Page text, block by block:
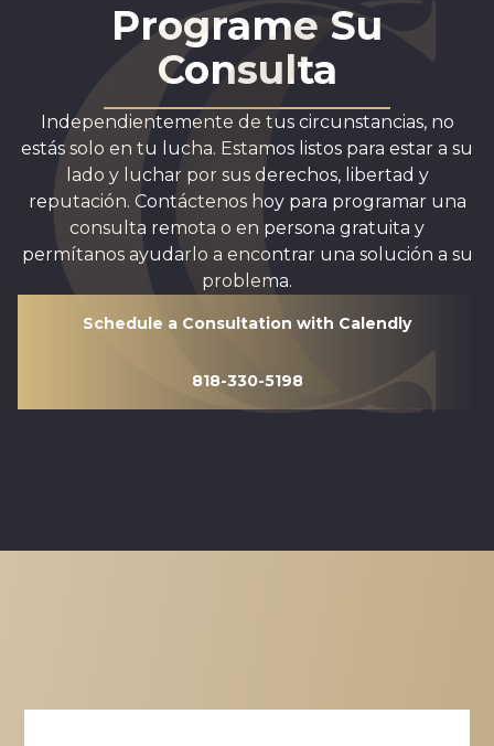
Programe Su
Consulta
Independientemente de tus circunstancias, no
estás solo en tu lucha. Estamos listos para estar a su
lado y luchar por sus derechos, libertad y
reputación. Contáctenos hoy para programar una
consulta remota o en persona gratuita y
permítanos ayudarlo a encontrar una solución a su
problema.
Schedule a Consultation with Calendly
818-330-5198